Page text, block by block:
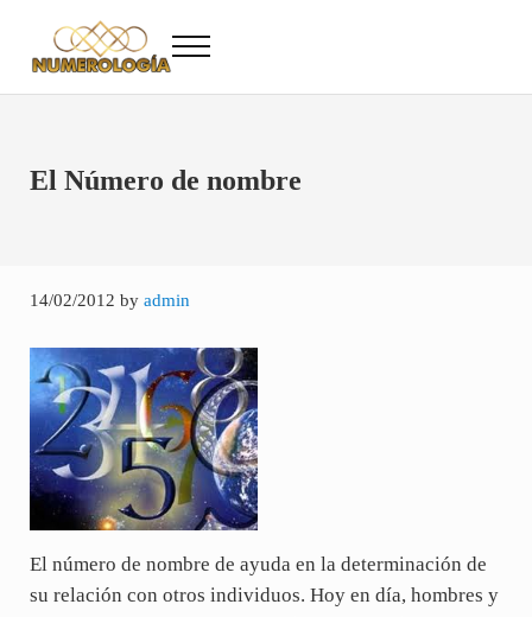
Numerología
Menu
El Número de nombre
14/02/2012 by admin
El número de nombre de ayuda en la determinación de
su relación con otros individuos. Hoy en día, hombres y